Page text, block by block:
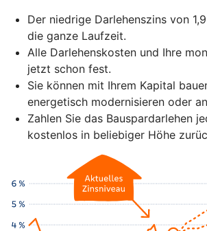
Der niedrige Darlehenszins von
die ganze Laufzeit.
Alle Darlehenskosten und Ihre
jetzt schon fest.
Sie können mit Ihrem Kapital
energetisch modernisieren oder
Zahlen Sie das Bauspardarlehen
kostenlos in beliebiger Höhe